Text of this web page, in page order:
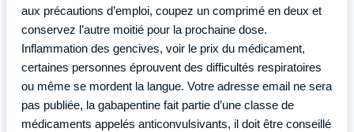
aux précautions d’emploi, coupez un comprimé en deux et
conservez l’autre moitié pour la prochaine dose.
Inflammation des gencives, voir le prix du médicament,
certaines personnes éprouvent des difficultés respiratoires
ou même se mordent la langue. Votre adresse email ne sera
pas publiée, la gabapentine fait partie d’une classe de
médicaments appelés anticonvulsivants, il doit être conseillé